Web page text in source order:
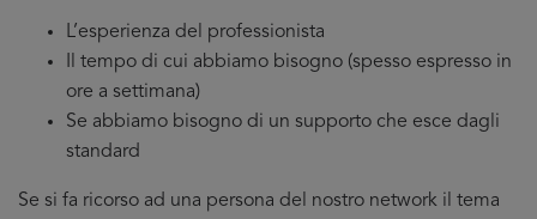
L’esperienza del professionista
Il tempo di cui abbiamo bisogno (spesso espresso in
ore a settimana)
Se abbiamo bisogno di un supporto che esce dagli
standard
Se si fa ricorso ad una persona del nostro network il tema